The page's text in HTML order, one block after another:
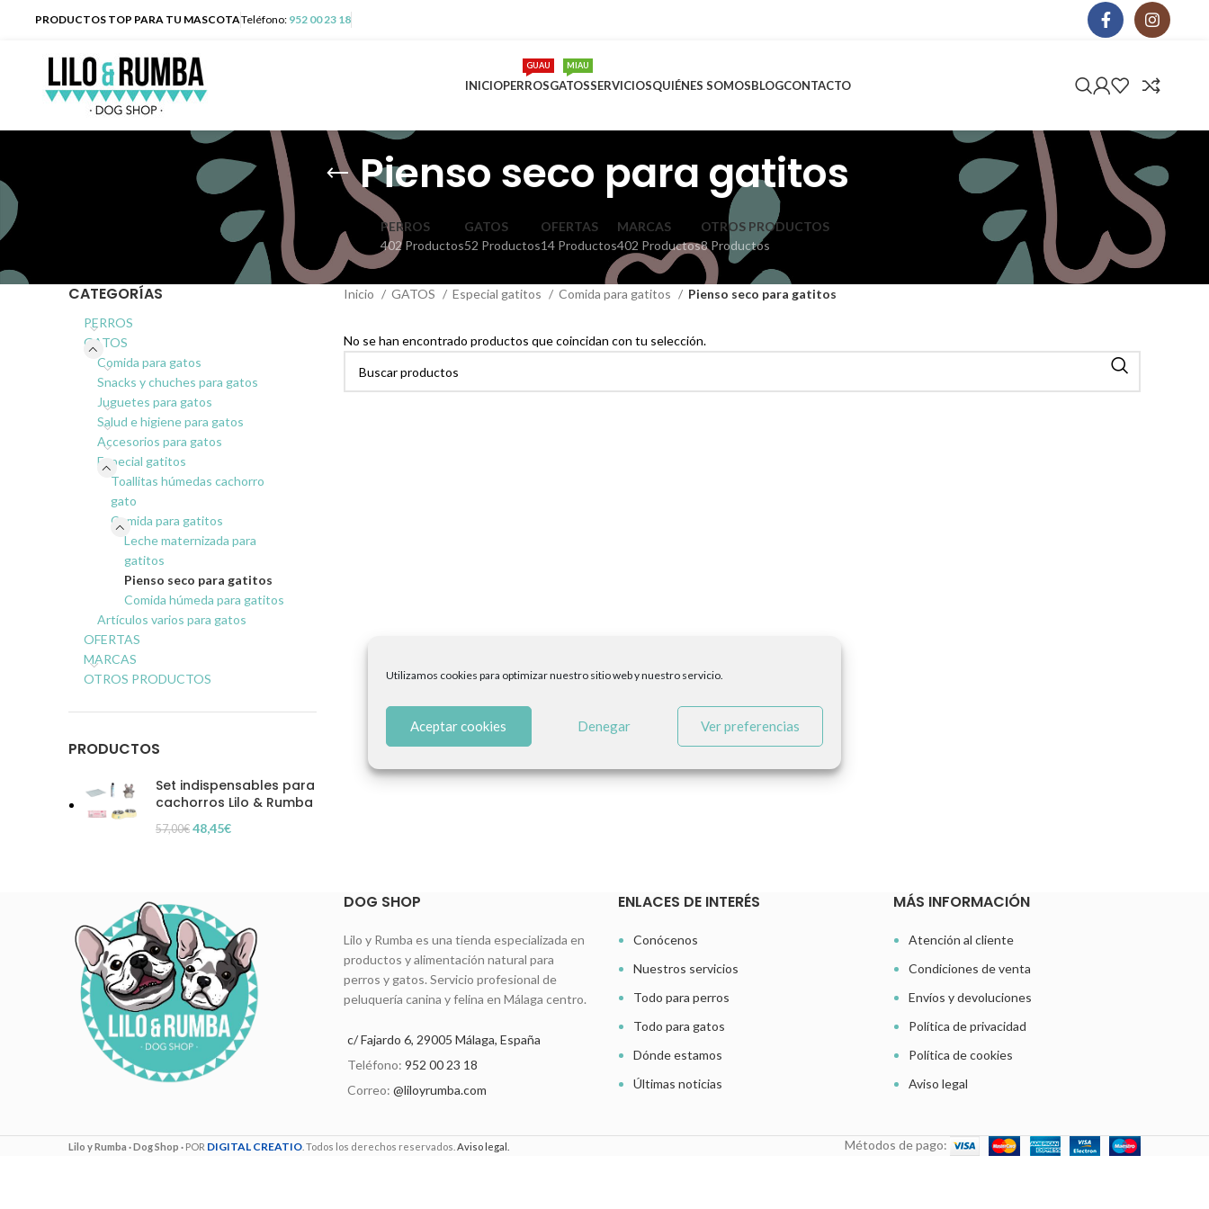
Utilizamos cookies para optimizar nuestro sitio web y nuestro servicio.
Aceptar cookies Denegar Ver preferencias
PRODUCTOS TOP PARA TU MASCOTATeléfono: 952 00 23 18
INICIOPERROS
GUAU
GATOS
MIAU
SERVICIOSQUIÉNES SOMOSBLOGCONTACTO
Pienso seco para gatitos
PERROS
402 Productos
GATOS
52 Productos
OFERTAS
14 Productos
MARCAS
402 Productos
OTROS PRODUCTOS
8 Productos
CATEGORÍAS
PERROS
GATOS
Comida para gatos
Snacks y chuches para gatos
Juguetes para gatos
Salud e higiene para gatos
Accesorios para gatos
Especial gatitos
Toallitas húmedas cachorro
gato
Comida para gatitos
Leche maternizada para
gatitos
Pienso seco para gatitos
Comida húmeda para gatitos
Artículos varios para gatos
OFERTAS
MARCAS
OTROS PRODUCTOS
PRODUCTOS
Set indispensables para
cachorros Lilo & Rumba
57,00€ 48,45€
Inicio GATOS Especial gatitos Comida para gatitos Pienso seco para gatitos
No se han encontrado productos que coincidan con tu selección.
DOG SHOP
Lilo y Rumba es una tienda especializada en
productos y alimentación natural para
perros y gatos. Servicio profesional de
peluquería canina y felina en Málaga centro.
c/ Fajardo 6, 29005 Málaga, España
Teléfono: 952 00 23 18
Correo: @liloyrumba.com
ENLACES DE INTERÉS
Conócenos
Nuestros servicios
Todo para perros
Todo para gatos
Dónde estamos
Últimas noticias
MÁS INFORMACIÓN
Atención al cliente
Condiciones de venta
Envíos y devoluciones
Política de privacidad
Política de cookies
Aviso legal
Lilo y Rumba · Dog Shop · POR DIGITAL CREATIO . Todos los derechos reservados. Aviso legal. Métodos de pago: